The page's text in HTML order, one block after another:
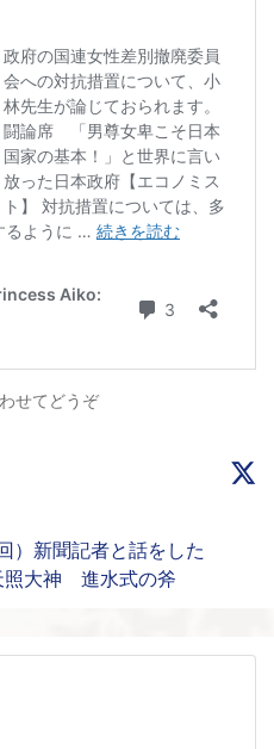
せてどうぞ
）新聞記者と話をした
照大神 進水式の斧